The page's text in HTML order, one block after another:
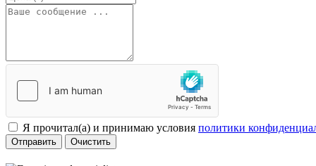
Я прочитал(а) и принимаю условия политики
Отправить Очистить